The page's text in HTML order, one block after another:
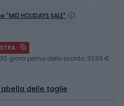
HOLIDAYS SALE"
delle taglie
giorni prima dello sconto: 33,99 €